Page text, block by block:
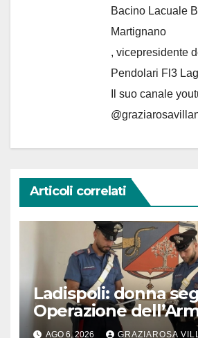
Bacino Lacuale
Martignano
, vicepresidente
Pendolari Fl3
Il suo canale
Articoli correlati
Ladispoli: donna
Operazione
AGO 6, 2026 GRAZIAROSA